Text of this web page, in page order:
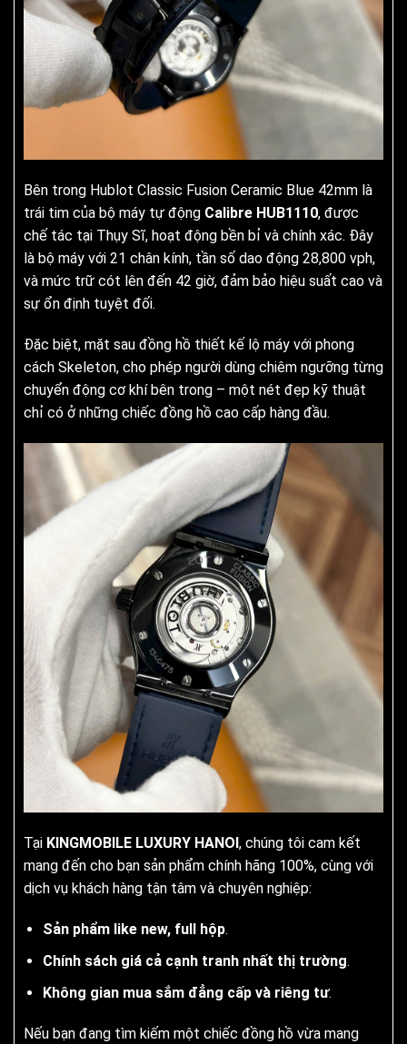
Bên trong Hublot Classic Fusion Ceramic Blue 42mm là
trái tim của bộ máy tự động Calibre HUB1110, được
chế tác tại Thụy Sĩ, hoạt động bền bỉ và chính xác. Đây
là bộ máy với 21 chân kính, tần số dao động 28,800 vph,
và mức trữ cót lên đến 42 giờ, đảm bảo hiệu suất cao và
sự ổn định tuyệt đối.
Đặc biệt, mặt sau đồng hồ thiết kế lộ máy với phong
cách Skeleton, cho phép người dùng chiêm ngưỡng từng
chuyển động cơ khí bên trong – một nét đẹp kỹ thuật
chỉ có ở những chiếc đồng hồ cao cấp hàng đầu.
Tại KINGMOBILE LUXURY HANOI, chúng tôi cam kết
mang đến cho bạn sản phẩm chính hãng 100%, cùng với
dịch vụ khách hàng tận tâm và chuyên nghiệp:
Sản phẩm like new, full hộp.
Chính sách giá cả cạnh tranh nhất thị trường.
Không gian mua sắm đẳng cấp và riêng tư.
Nếu bạn đang tìm kiếm một chiếc đồng hồ vừa mang